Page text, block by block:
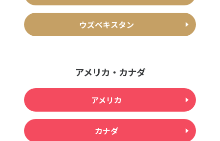
ウズベキスタン
アメリカ・カナダ
アメリカ
カナダ